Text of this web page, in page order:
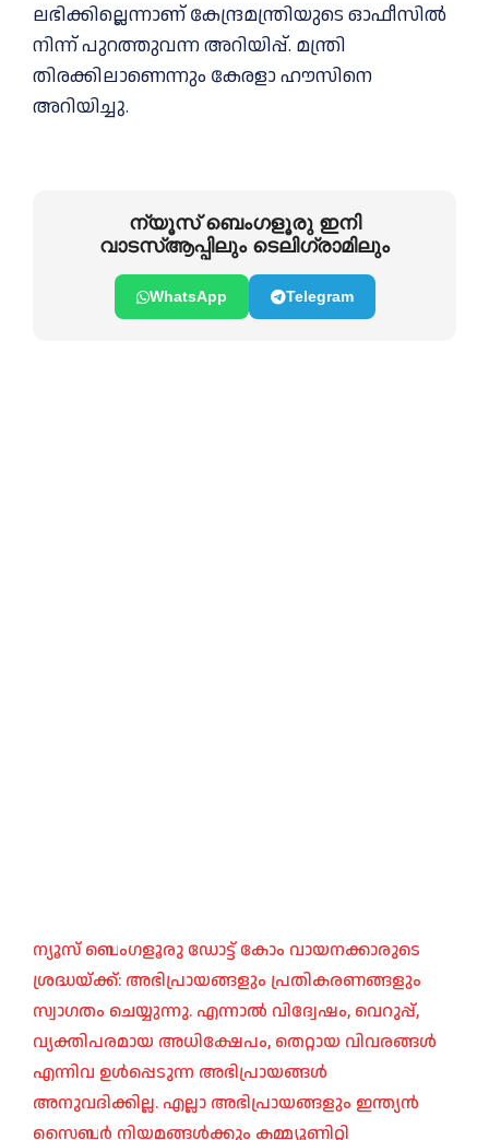
ലഭിക്കില്ലെന്നാണ് കേന്ദ്രമന്ത്രിയുടെ ഓഫീസിൽ
നിന്ന് പുറത്തുവന്ന അറിയിപ്പ്. മന്ത്രി
തിരക്കിലാണെന്നും കേരളാ ഹൗസിനെ
അറിയിച്ചു.
ന്യൂസ് ബെംഗളൂരു ഇനി
വാടസ്ആപ്പിലും ടെലിഗ്രാമിലും
WhatsApp Telegram
ന്യൂസ് ബെംഗളൂരു ഡോട്ട് കോം വായനക്കാരുടെ
ശ്രദ്ധയ്ക്ക്: അഭിപ്രായങ്ങളും പ്രതികരണങ്ങളും
സ്വാഗതം ചെയ്യുന്നു. എന്നാൽ വിദ്വേഷം, വെറുപ്പ്,
വ്യക്തിപരമായ അധിക്ഷേപം, തെറ്റായ വിവരങ്ങൾ
എന്നിവ ഉൾപ്പെടുന്ന അഭിപ്രായങ്ങൾ
അനുവദിക്കില്ല. എല്ലാ അഭിപ്രായങ്ങളും ഇന്ത്യൻ
സൈബർ നിയമങ്ങൾക്കും കമ്മ്യൂണിറ്റി